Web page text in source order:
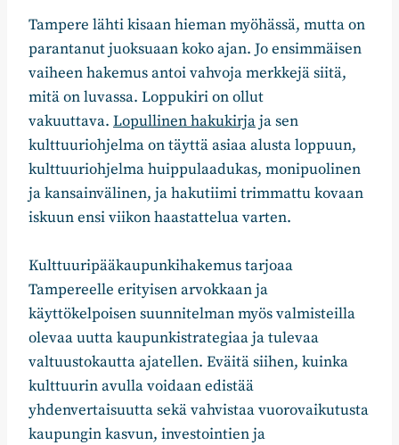
Tampere lähti kisaan hieman myöhässä, mutta on
parantanut juoksuaan koko ajan. Jo ensimmäisen
vaiheen hakemus antoi vahvoja merkkejä siitä,
mitä on luvassa. Loppukiri on ollut
vakuuttava. Lopullinen hakukirjaja sen
kulttuuriohjelma on täyttä asiaa alusta loppuun,
kulttuuriohjelma huippulaadukas, monipuolinen
ja kansainvälinen, ja hakutiimi trimmattu kovaan
iskuun ensi viikon haastattelua varten.
Kulttuuripääkaupunkihakemus tarjoaa
Tampereelle erityisen arvokkaan ja
käyttökelpoisen suunnitelman myös valmisteilla
olevaa uutta kaupunkistrategiaa ja tulevaa
valtuustokautta ajatellen. Eväitä siihen, kuinka
kulttuurin avulla voidaan edistää
yhdenvertaisuutta sekä vahvistaa vuorovaikutusta
kaupungin kasvun, investointien ja